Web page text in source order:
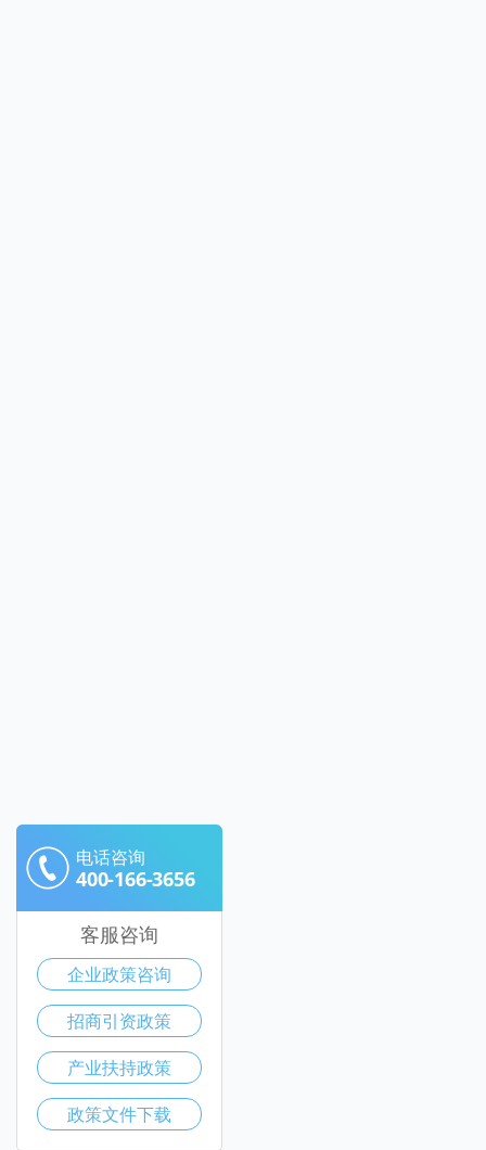
电话咨询
400-166-3656
客服咨询
企业政策咨询
招商引资政策
产业扶持政策
政策文件下载